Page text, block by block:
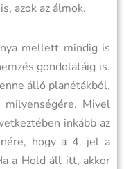
azok az álmok.
mellett mindig is
gondolatáig is.
álló planétákból,
Mivel
inkább az
hogy a 4. jel a
a Hold áll itt, akkor